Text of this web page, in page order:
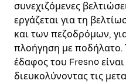
συνεχιζόμενες
εργάζεται για τη
και των πεζοδρόμων,
πλοήγηση με ποδήλατο.
έδαφος του Fresno
διευκολύνοντας τις